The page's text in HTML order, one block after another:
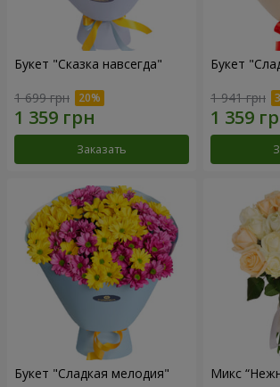
Букет "Сказка навсегда"
1 699 грн
Заказать
Букет
1 941 грн
Букет "Сладкая мелодия" Микс